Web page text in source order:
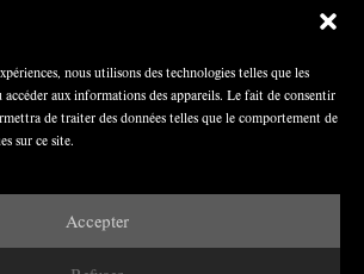
nous utilisons des technologies telles que les
aux informations des appareils. Le fait de consentir
de traiter des données telles que le comportement de
sur ce site.
Accepter